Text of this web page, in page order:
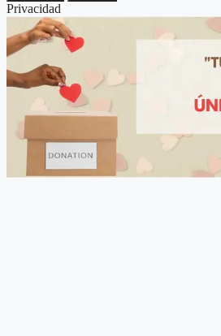
Privacidad